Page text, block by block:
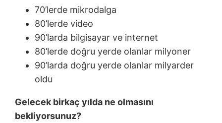
70’lerde mikrodalga
80’lerde video
90’larda bilgisayar ve internet
80’lerde doğru yerde olanlar milyoner
90’larda doğru yerde olanlar milyarder
oldu
Gelecek birkaç yılda ne olmasını
bekliyorsunuz?